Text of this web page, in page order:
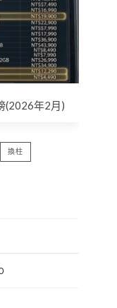
(2026年2月)
換柱